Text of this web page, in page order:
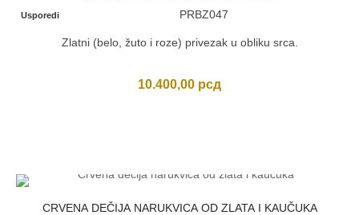
Usporedi PRBZ047
Zlatni (belo, žuto i roze) privezak u obliku srca.
10.400,00 рсд
CRVENA DEČIJA NARUKVICA OD ZLATA I KAUČUKA